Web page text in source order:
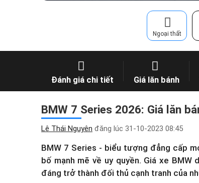
Ngoại thất
Đánh giá chi tiết Giá lăn bánh
BMW 7 Series 2026: Giá lăn
Lê Thái Nguyên đăng lúc 31-10-2023 08:45
BMW 7 Series - biểu tượng đẳng cấp
bố mạnh mẽ về uy quyền. Giá xe BMW
đáng trở thành đối thủ cạnh tranh của